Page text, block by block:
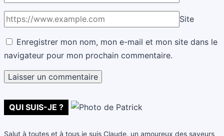
Site
Enregistrer mon nom, mon e-mail et mon site dans le
navigateur pour mon prochain commentaire.
QUI SUIS-JE ?
Salut à toutes et à tous,je suis Claude, un amoureux des saveurs